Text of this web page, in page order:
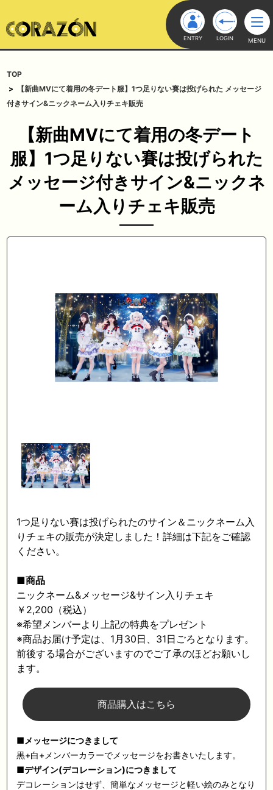
ENTRY LOGIN MENU
TOP
【新曲MVにて着用の冬デート服】1つ足りない賽は投げられた メッセージ
付きサイン&ニックネーム入りチェキ販売
【新曲MVにて着用の冬デート
服】1つ足りない賽は投げられた
メッセージ付きサイン&ニックネ
ーム入りチェキ販売
1つ足りない賽は投げられたのサイン＆ニックネーム入
りチェキの販売が決定しました！詳細は下記をご確認
ください。
■商品
ニックネーム&メッセージ&サイン入りチェキ
￥2,200（税込）
※希望メンバーより上記の特典をプレゼント
※商品お届け予定は、1月30日、31日ごろとなります。
前後する場合がございますのでご了承のほどお願いし
ます。
商品購入はこちら
■メッセージにつきまして
黒+白+メンバーカラーでメッセージをお書きいたします。
■デザイン(デコレーション)につきまして
デコレーションはせず、簡単なメッセージと軽い絵のみとなり